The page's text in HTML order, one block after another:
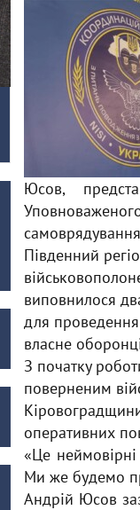
Юсов,
Південний
виповнилося
для проведення
власне
З початку
поверненим
оперативних
«Це
Ми же будемо
Андрій Юсов